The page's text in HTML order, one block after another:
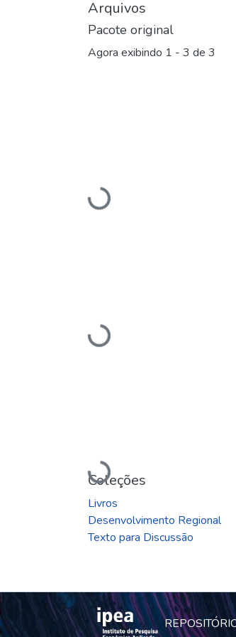
Arquivos
Pacote original
Agora exibindo 1 - 3 de 3
Carregando...
Carregando...
Carregando...Coleções
Livros
Desenvolvimento Regional
Texto para Discussão